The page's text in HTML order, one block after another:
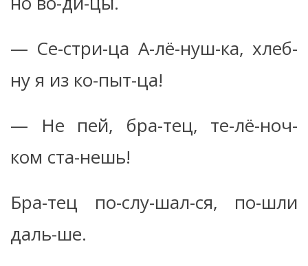
— Се-стри-ца А-лё-нуш-ка, хлеб-
ну я из ко-пыт-ца!
— Не пей, бра-тец, те-лё-ноч-
ком ста-нешь!
Бра-тец по-слу-шал-ся, по-шли
даль-ше.